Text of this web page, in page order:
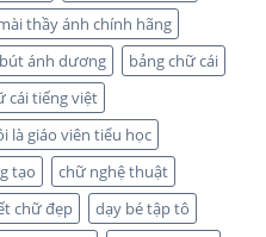
thầy ánh chính hãng
bút ánh dương
bảng chữ cái
cái tiếng việt
là giáo viên tiểu học
tạo
chữ nghệ thuật
chữ đẹp
dạy bé tập tô